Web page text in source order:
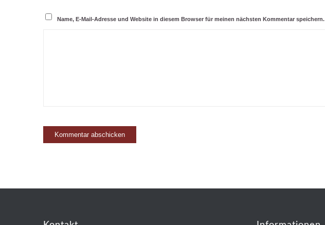
Name, E-Mail-Adresse und Website in diesem Browser für meinen nächsten Kommentar speichern.